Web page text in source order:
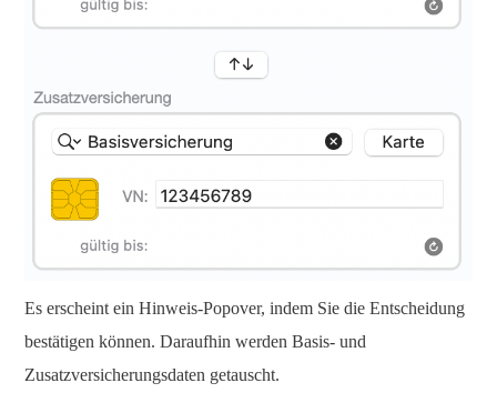
Es erscheint ein Hinweis-Popover, indem Sie die Entscheidung
bestätigen können. Daraufhin werden Basis- und
Zusatzversicherungsdaten getauscht.